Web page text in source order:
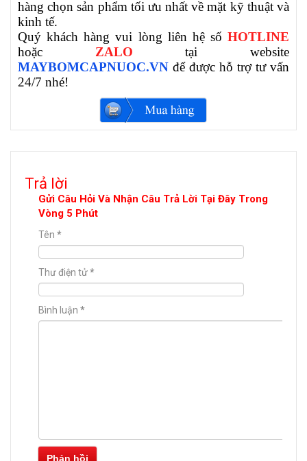
hàng chọn sản phẩm tối ưu nhất về mặt kỹ thuật và
kinh tế.
Quý khách hàng vui lòng liên hệ số HOTLINE
hoặc ZALO tại website
MAYBOMCAPNUOC.VN để được hỗ trợ tư vấn
24/7 nhé!
Trả lời
Gửi Câu Hỏi Và Nhận Câu Trả Lời Tại Đây Trong
Vòng 5 Phút
Tên *
Thư điện tử*
Bình luận *
Phản hồi